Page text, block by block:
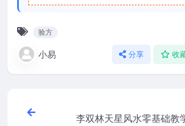
验方
小易 分享 收
李双林天星风水零基础教